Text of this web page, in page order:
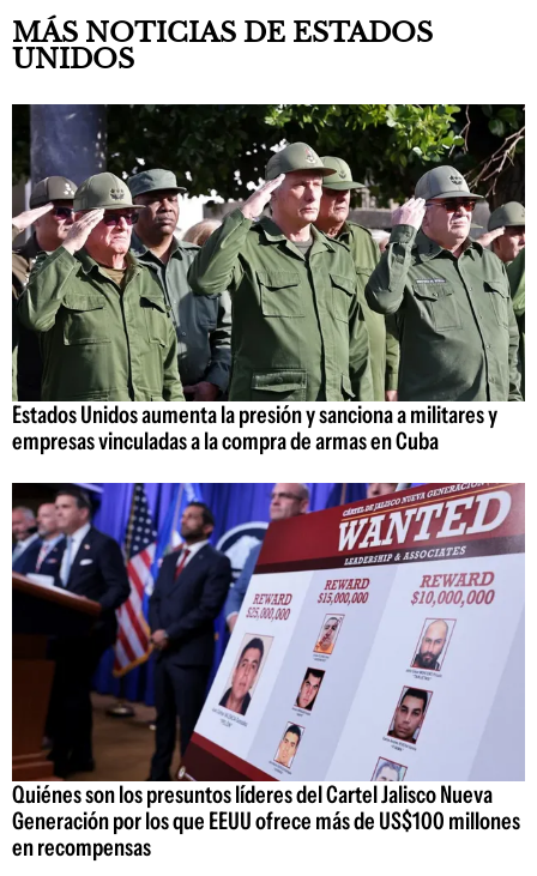
MÁS NOTICIAS DE ESTADOS
UNIDOS
Estados Unidos aumenta la presión y sanciona a militares y
empresas vinculadas a la compra de armas en Cuba
Quiénes son los presuntos líderes del Cartel Jalisco Nueva
Generación por los que EEUU ofrece más de US$100 millones
en recompensas